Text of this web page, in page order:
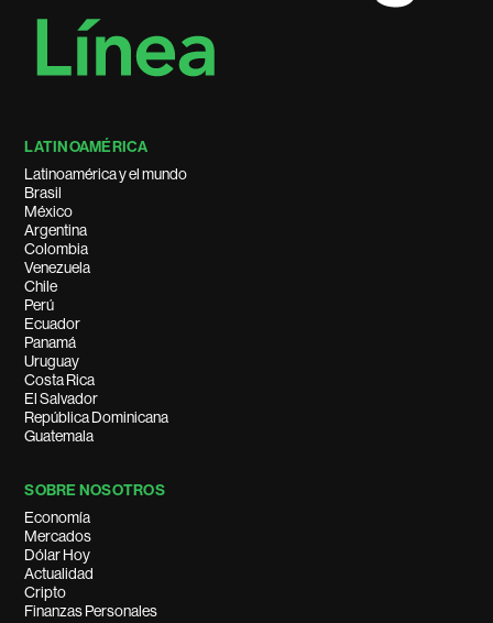
LATINOAMÉRICA
Latinoamérica y el mundo
Brasil
México
Argentina
Colombia
Venezuela
Chile
Perú
Ecuador
Panamá
Uruguay
Costa Rica
El Salvador
República Dominicana
Guatemala
SOBRE NOSOTROS
Economía
Mercados
Dólar Hoy
Actualidad
Cripto
Finanzas Personales